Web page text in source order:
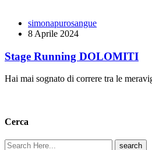
simonapurosangue
8 Aprile 2024
Stage Running DOLOMITI
Hai mai sognato di correre tra le
Cerca